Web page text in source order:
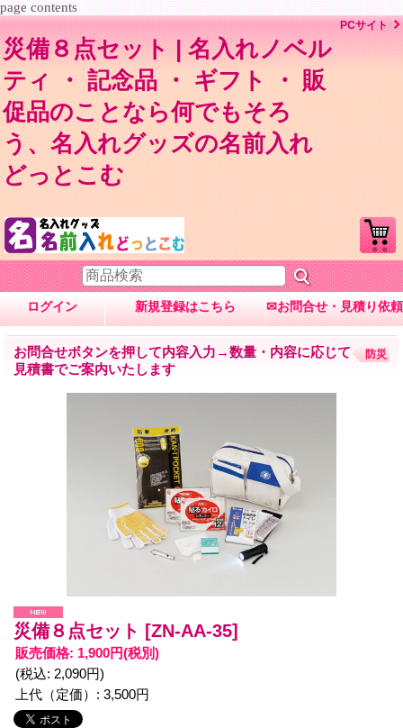
page contents
災備８点セット | 名入れノベル
ティ ・ 記念品 ・ ギフト ・ 販
促品のことなら何でもそろ
う、名入れグッズの名前入れ
どっとこむ
PCサイト
ログイン 新規登録はこちら ✉お問合せ・見積り依頼
お問合せボタンを押して内容入力→数量・内容に応じて
見積書でご案内いたします
防災
災備８点セット [ZN-AA-35]
販売価格: 1,900円(税別)
(税込: 2,090円)
上代（定価） : 3,500円